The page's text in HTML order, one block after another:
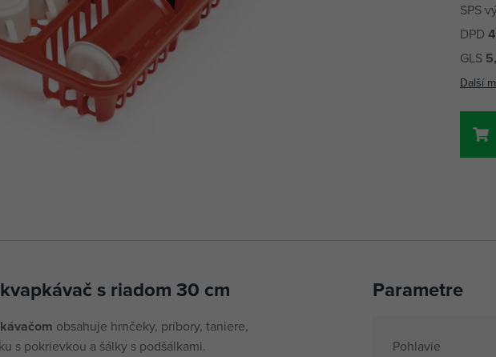
SPS
DPD
GLS
Další
s riadom 30 cm
obsahuje hrnčeky, príbory, taniere,
s pokrievkou a šálky s podšálkami.
Parametre
Pohlavie